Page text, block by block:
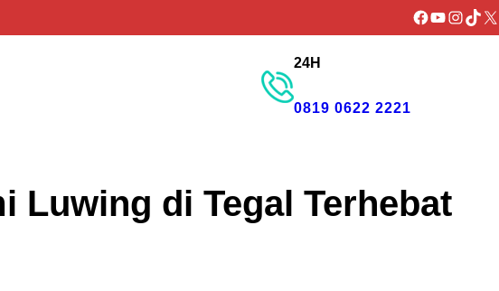
Facebook
YouTubeX
24H
0819 0622 2221
Luwing di Tegal Terhebat